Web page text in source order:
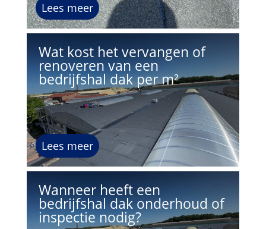
Lees meer
Wat kost het vervangen of
renoveren van een
bedrijfshal dak per m²
Lees meer
Wanneer heeft een
bedrijfshal dak onderhoud of
inspectie nodig?